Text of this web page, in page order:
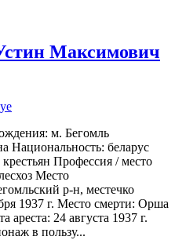
Максимович
м. Бегомль
Национальность: беларус
Профессия / место
Место
р-н, местечко
1937 г. Место смерти: Орша
ареста: 24 августа 1937 г.
в пользу...